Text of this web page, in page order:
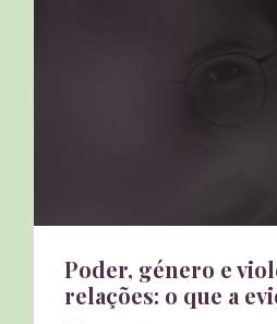
Poder, género e
relações: o que a